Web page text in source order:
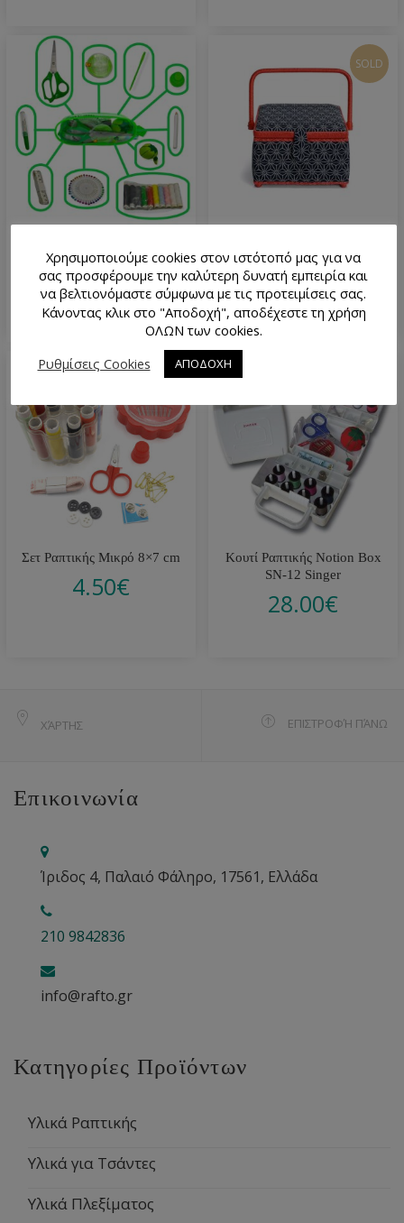
7.30€
SOLD
Prym 612030
54.00€
Σετ Ραπτικής Μικρό 8×7 cm
4.50€
Κουτί Ραπτικής Notion Box
SN-12 Singer
28.00€
ΧΆΡΤΗΣ ΕΠΙΣΤΡΟΦΉ ΠΆΝΩ
Επικοινωνία
Ίριδος 4, Παλαιό Φάληρο, 17561, Ελλάδα
210 9842836
info@rafto.gr
Κατηγορίες Προϊόντων
Υλικά Ραπτικής
Υλικά για Τσάντες
Υλικά Πλεξίματος
Χρησιμοποιούμε cookies στον ιστότοπό μας για να
σας προσφέρουμε την καλύτερη δυνατή εμπειρία και
να βελτιονόμαστε σύμφωνα με τις προτειμίσεις σας.
Κάνοντας κλικ στο "Αποδοχή", αποδέχεστε τη χρήση
ΟΛΩΝ των cookies.
Ρυθμίσεις Cookies
ΑΠΟΔΟΧΗ